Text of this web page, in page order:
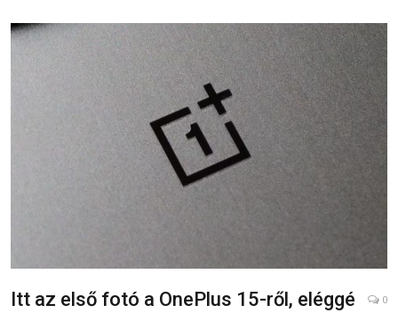
Itt az első fotó a OnePlus 15-ről, eléggé
0